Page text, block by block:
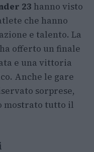
23 hanno visto
che hanno
e talento. La
ha offerto un finale
e una vittoria
Anche le gare
sorprese,
mostrato tutto il